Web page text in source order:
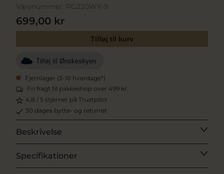
Varenummer: RG220WX-9
699,00 kr
Tilføj til kurv
Tilføj til Ønskeskyen
Fjernlager (3-10 hverdage*)
Fri fragt til pakkeshop over 499 kr.
4,8 / 5 stjerner på Trustpilot
30 dages bytte- og returret
Beskrivelse
Specifikationer